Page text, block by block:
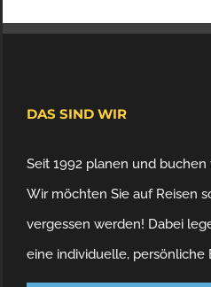
DAS SIND WIR
Seit 1992 planen und
Wir möchten Sie auf Reisen
vergessen werden! Dabei
eine individuelle, persönliche